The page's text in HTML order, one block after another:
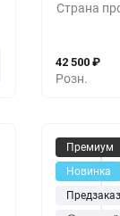
Страна
Розн.
42 500 ₽
10+
Премиум
Новинка
Предзаказ